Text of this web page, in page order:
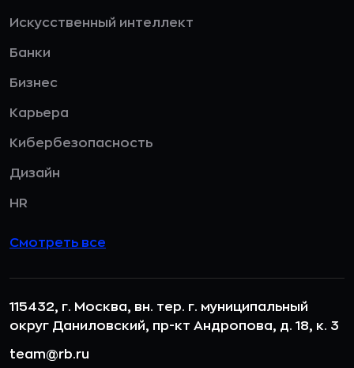
Искусственный интеллект
Банки
Бизнес
Карьера
Кибербезопасность
Дизайн
HR
Смотреть все
115432, г. Москва, вн. тер. г. муниципальный
округ Даниловский, пр-кт Андропова, д. 18, к. 3
team@rb.ru